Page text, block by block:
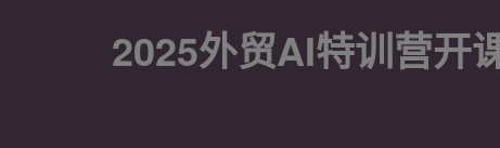
2025外贸AI特训营开